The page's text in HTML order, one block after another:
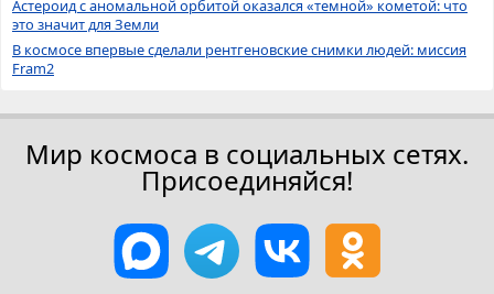
Астероид с аномальной орбитой оказался «темной» кометой: что
это значит для Земли
В космосе впервые сделали рентгеновские снимки людей: миссия
Fram2
Мир космоса в социальных сетях.
Присоединяйся!